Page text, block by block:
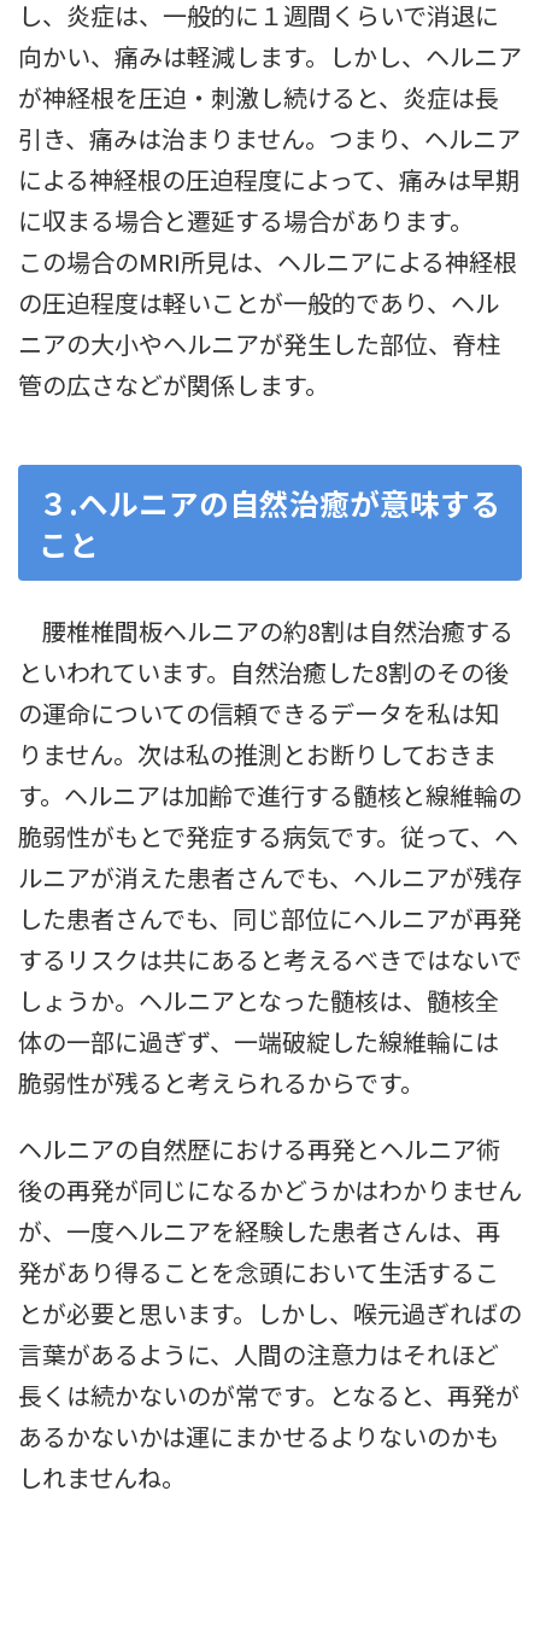
し、炎症は、一般的に１週間くらいで消退に
向かい、痛みは軽減します。しかし、ヘルニア
が神経根を圧迫・刺激し続けると、炎症は長
引き、痛みは治まりません。つまり、ヘルニア
による神経根の圧迫程度によって、痛みは早期
に収まる場合と遷延する場合があります。
この場合のMRI所見は、ヘルニアによる神経根
の圧迫程度は軽いことが一般的であり、ヘル
ニアの大小やヘルニアが発生した部位、脊柱
管の広さなどが関係します。
３.ヘルニアの自然治癒が意味する
こと
腰椎椎間板ヘルニアの約8割は自然治癒する
といわれています。自然治癒した8割のその後
の運命についての信頼できるデータを私は知
りません。次は私の推測とお断りしておきま
す。ヘルニアは加齢で進行する髄核と線維輪の
脆弱性がもとで発症する病気です。従って、ヘ
ルニアが消えた患者さんでも、ヘルニアが残存
した患者さんでも、同じ部位にヘルニアが再発
するリスクは共にあると考えるべきではないで
しょうか。ヘルニアとなった髄核は、髄核全
体の一部に過ぎず、一端破綻した線維輪には
脆弱性が残ると考えられるからです。
ヘルニアの自然歴における再発とヘルニア術
後の再発が同じになるかどうかはわかりません
が、一度ヘルニアを経験した患者さんは、再
発があり得ることを念頭において生活するこ
とが必要と思います。しかし、喉元過ぎればの
言葉があるように、人間の注意力はそれほど
長くは続かないのが常です。となると、再発が
あるかないかは運にまかせるよりないのかも
しれませんね。